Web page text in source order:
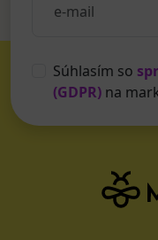
Súhlasím so
(GDPR) na